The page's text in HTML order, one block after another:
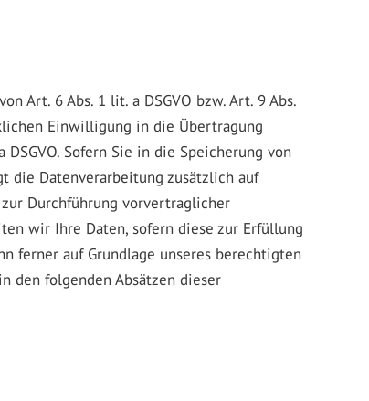
Art. 6 Abs. 1 lit. a DSGVO bzw. Art. 9 Abs.
Einwilligung in die Übertragung
Sofern Sie in die Speicherung von
die Datenverarbeitung zusätzlich auf
Durchführung vorvertraglicher
wir Ihre Daten, sofern diese zur Erfüllung
ferner auf Grundlage unseres berechtigten
den folgenden Absätzen dieser